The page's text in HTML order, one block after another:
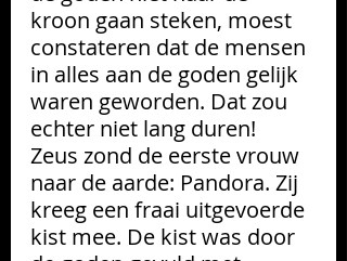
kroon gaan steken, moest
constateren dat de mensen
in alles aan de goden gelijk
waren geworden. Dat zou
echter niet lang duren!
Zeus zond de eerste vrouw
naar de aarde: Pandora. Zij
kreeg een fraai uitgevoerde
kist mee. De kist was door